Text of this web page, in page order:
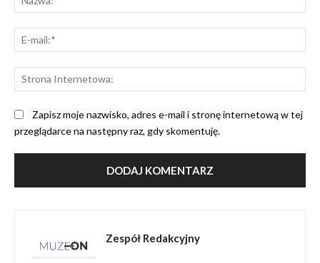
Zapisz moje nazwisko, adres e-mail i stronę internetową w tej
przeglądarce na następny raz, gdy skomentuję.
Zespół Redakcyjny